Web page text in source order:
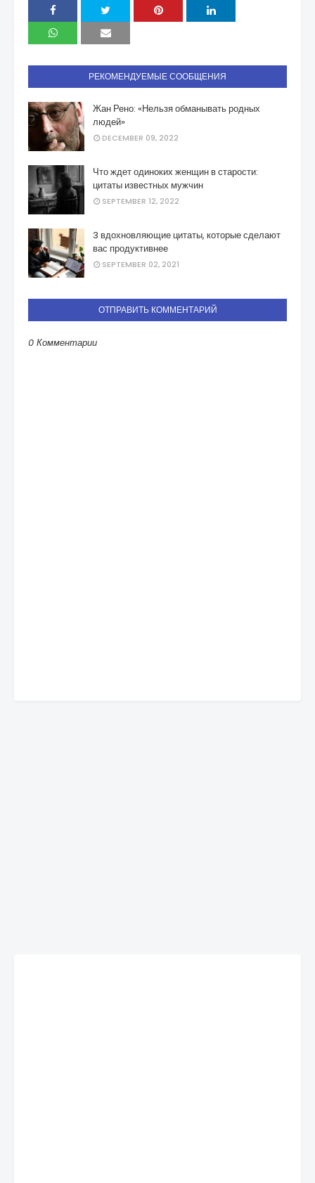
РЕКОМЕНДУЕМЫЕ СООБЩЕНИЯ
Жан Рено: «Нельзя обманывать родных
людей»
DECEMBER 09, 2022
Что ждет одиноких женщин в старости:
цитаты известных мужчин
SEPTEMBER 12, 2022
3 вдохновляющие цитаты, которые сделают
вас продуктивнее
SEPTEMBER 02, 2021
ОТПРАВИТЬ КОММЕНТАРИЙ
0 Комментарии